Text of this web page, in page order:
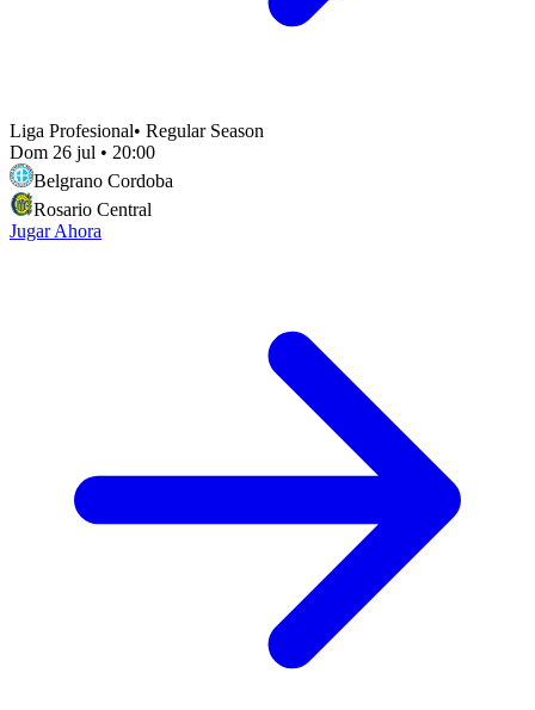
Liga Profesional• Regular Season
Dom 26 jul • 20:00
Belgrano Cordoba
Rosario Central
Jugar Ahora